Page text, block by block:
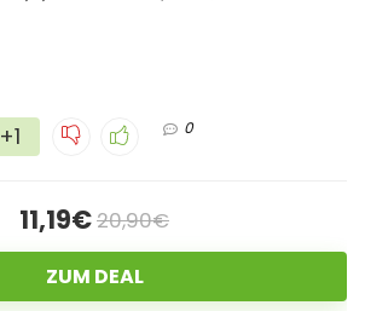
+1 0
11,19€20,90€
ZUM DEAL